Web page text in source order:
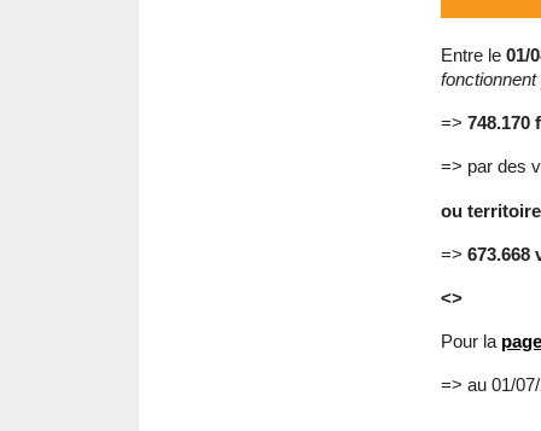
Entre le 01/
fonctionnent
=> 748.170
=> par des
ou
=> 673.668
<>
Pour la
=> au 01/